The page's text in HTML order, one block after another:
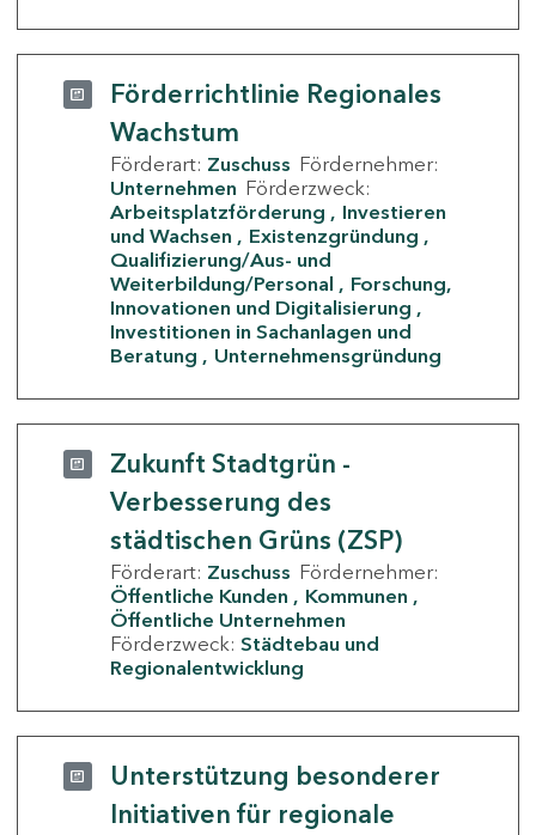
Förderrichtlinie Regionales
Wachstum
Förderart: Zuschuss Fördernehmer:
Unternehmen Förderzweck:
Arbeitsplatzförderung
Investieren
und Wachsen
Existenzgründung
Qualifizierung/Aus- und
Weiterbildung/Personal
Forschung,
Innovationen und Digitalisierung
Investitionen in Sachanlagen und
Beratung
Unternehmensgründung
Zukunft Stadtgrün -
Verbesserung des
städtischen Grüns (ZSP)
Förderart: Zuschuss Fördernehmer:
Öffentliche Kunden
Kommunen
Öffentliche Unternehmen
Förderzweck: Städtebau und
Regionalentwicklung
Unterstützung besonderer
Initiativen für regionale